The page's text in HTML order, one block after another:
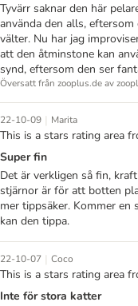
Tyvärr saknar den här
använda den alls,
välter. Nu har jag
att den åtminstone kan
synd, eftersom den ser
Översatt från zooplus.de av
22-10-09 | Marita
This is a stars rating area
Super fin
Det är verkligen så fin,
stjärnor är för att botten
mer tippsäker. Kommer
kan den tippa.
22-10-07 | Coco
This is a stars rating area
Inte för stora katter